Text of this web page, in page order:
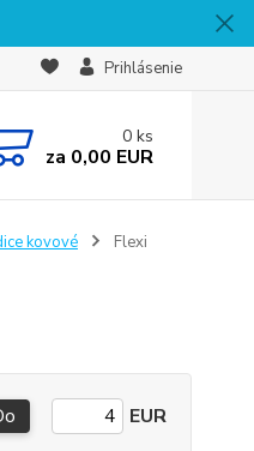
Prihlásenie
0 ks
za 0,00 EUR
kovové
Flexi
EUR